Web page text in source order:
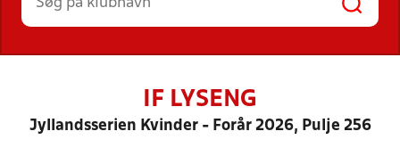
IF LYSENG
Jyllandsserien Kvinder - Forår 2026, Pulje 256